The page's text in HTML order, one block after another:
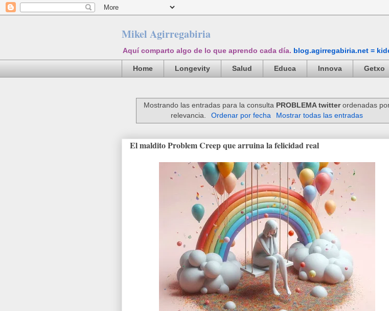
Mikel Agirregabiria
Aquí comparto algo de lo que aprendo cada día. blog.agirregabiria.net =
Home Longevity Salud Educa Innova Getxo
Mostrando las entradas para la consulta PROBLEMA twitterordenadas
relevancia.
Ordenar por fecha Mostrar todas las entradas
El maldito Problem Creep que arruina la felicidad real